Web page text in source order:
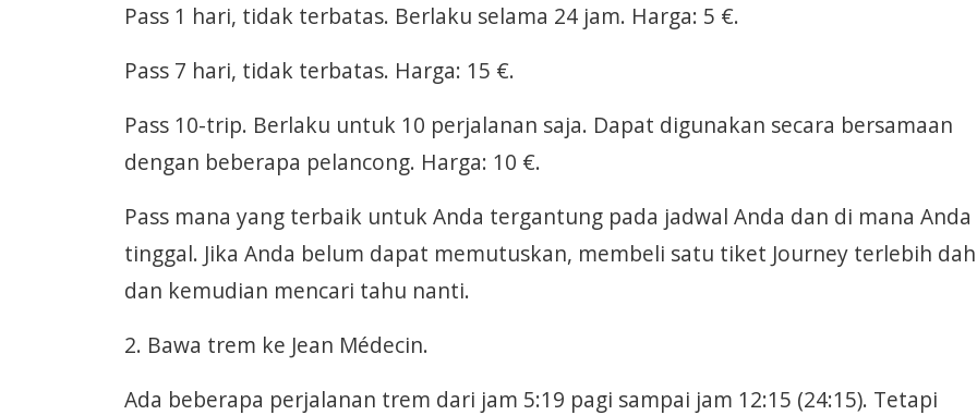
Pass 1 hari, tidak terbatas. Berlaku selama 24 jam. Harga: 5 €.
Pass 7 hari, tidak terbatas. Harga: 15 €.
Pass 10-trip. Berlaku untuk 10 perjalanan saja. Dapat digunakan secara bersamaan
dengan beberapa pelancong. Harga: 10 €.
Pass mana yang terbaik untuk Anda tergantung pada jadwal Anda dan di mana Anda
tinggal. Jika Anda belum dapat memutuskan, membeli satu tiket Journey terlebih
dan kemudian mencari tahu nanti.
2. Bawa trem ke Jean Médecin.
Ada beberapa perjalanan trem dari jam 5:19 pagi sampai jam 12:15 (24:15). Tetapi